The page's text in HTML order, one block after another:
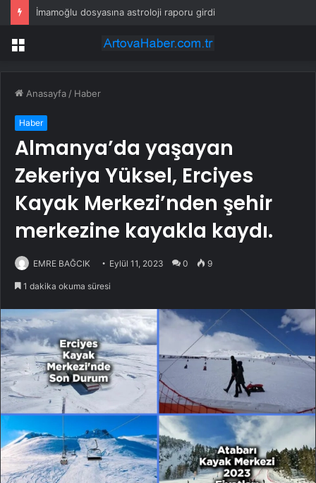
İmamoğlu dosyasına astroloji raporu girdi
Menü
Anasayfa / Haber
Haber
Almanya’da yaşayan
Zekeriya Yüksel, Erciyes
Kayak Merkezi’nden şehir
merkezine kayakla kaydı.
EMRE BAĞCIK Eylül 11, 2023 0 9
1 dakika okuma süresi